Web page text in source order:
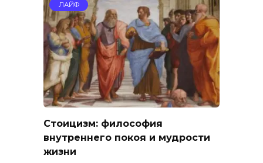
ЛАЙФ
Стоицизм: философия
внутреннего покоя и мудрости
жизни